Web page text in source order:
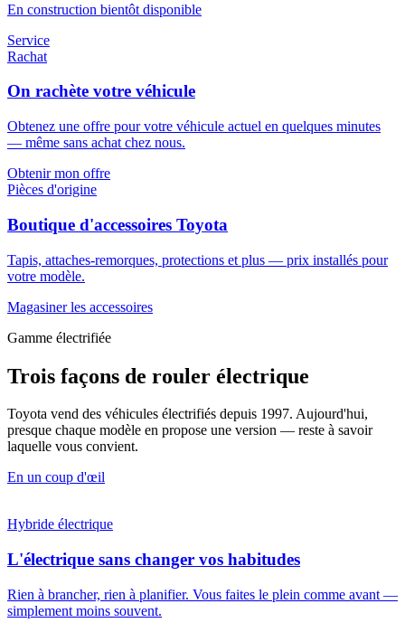
En construction bientôt disponible
Service
Rachat
On rachète votre véhicule
Obtenez une offre pour votre véhicule actuel en quelques minutes
— même sans achat chez nous.
Obtenir mon offre
Pièces d'origine
Boutique d'accessoires Toyota
Tapis, attaches-remorques, protections et plus — prix installés pour
votre modèle.
Magasiner les accessoires
Gamme électrifiée
Trois façons de rouler électrique
Toyota vend des véhicules électrifiés depuis 1997. Aujourd'hui,
presque chaque modèle en propose une version — reste à savoir
laquelle vous convient.
En un coup d'œil
Hybride électrique
L'électrique sans changer vos habitudes
Rien à brancher, rien à planifier. Vous faites le plein comme avant —
simplement moins souvent.